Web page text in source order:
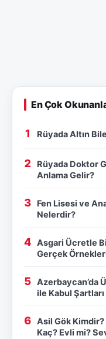
En Çok
Rüyada Altın
Rüyada Doktor
Anlama Gelir?
Fen Lisesi ve
Nelerdir?
Asgari Ücretle
Gerçek
Azerbaycan’da
ile Kabul
Asil Gök Kimdir?
Kaç? Evli mi?